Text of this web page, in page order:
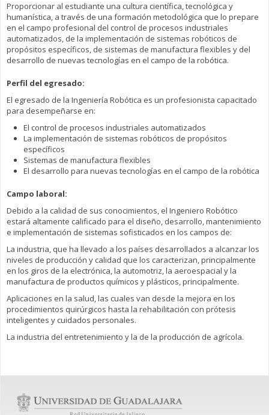
Proporcionar al estudiante una cultura científica, tecnológica y
humanística, a través de una formación metodológica que lo prepare
en el campo profesional del control de procesos industriales
automatizados, de la implementación de sistemas robóticos de
propósitos específicos, de sistemas de manufactura flexibles y del
desarrollo de nuevas tecnologías en el campo de la robótica.
Perfil del egresado:
El egresado de la Ingeniería Robótica es un profesionista capacitado
para desempeñarse en:
El control de procesos industriales automatizados
La implementación de sistemas robóticos de propósitos
específicos
Sistemas de manufactura flexibles
El desarrollo para nuevas tecnologías en el campo de la robótica
Campo laboral:
Debido a la calidad de sus conocimientos, el Ingeniero Robótico
estará altamente calificado para el diseño, desarrollo, mantenimiento
e implementación de sistemas sofisticados en los campos de:
La industria, que ha llevado a los países desarrollados a alcanzar los
niveles de producción y calidad que los caracterizan, principalmente
en los giros de la electrónica, la automotriz, la aeroespacial y la
manufactura de productos químicos y plásticos, principalmente.
Aplicaciones en la salud, las cuales van desde la mejora en los
procedimientos quirúrgicos hasta la rehabilitación con prótesis
inteligentes y cuidados personales.
La industria del entretenimiento y la de la producción de agrícola.